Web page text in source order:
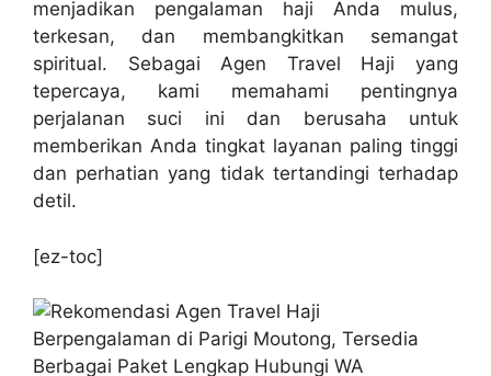
menjadikan pengalaman haji Anda mulus,
terkesan, dan membangkitkan semangat
spiritual. Sebagai Agen Travel Haji yang
tepercaya, kami memahami pentingnya
perjalanan suci ini dan berusaha untuk
memberikan Anda tingkat layanan paling tinggi
dan perhatian yang tidak tertandingi terhadap
detil.
[ez-toc]